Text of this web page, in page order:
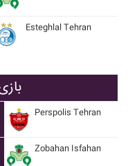
Esteghlal Tehran
Perspolis Tehran
Zobahan Isfahan